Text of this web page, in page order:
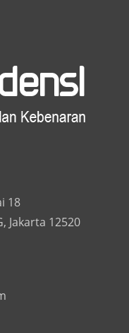
18
Jakarta 12520